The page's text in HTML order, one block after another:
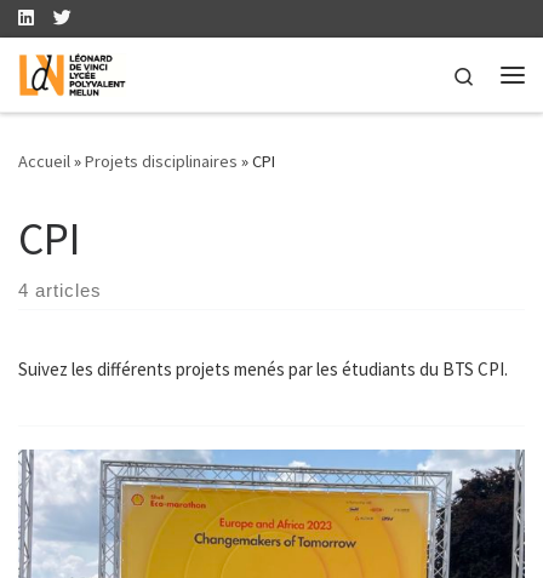
Skip to content
Search
Accueil»Projets disciplinaires »CPI
CPI
4 articles
Suivez les différents projets menés par les étudiants du BTS CPI.